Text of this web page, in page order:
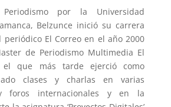
por la Universidad
Belzunce inició su carrera
periódico El Correo en el año 2000
de Periodismo Multimedia El
el que más tarde ejerció como
clases y charlas en varias
foros internacionales y en la